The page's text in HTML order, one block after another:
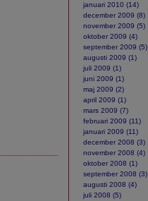
januari 2010 (14)
december 2009 (8)
november 2009 (5)
oktober 2009 (4)
september 2009 (5)
augusti 2009 (1)
juli 2009 (1)
juni 2009 (1)
maj 2009 (2)
april 2009 (1)
mars 2009 (7)
februari 2009 (11)
januari 2009 (11)
december 2008 (3)
november 2008 (4)
oktober 2008 (1)
september 2008 (3)
augusti 2008 (4)
juli 2008 (5)